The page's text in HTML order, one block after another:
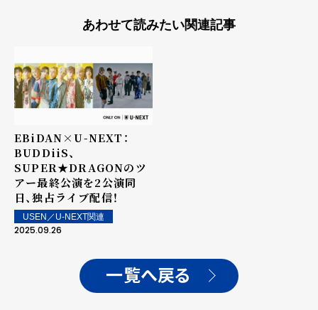
あわせて読みたい関連記事
EBiDAN×U-NEXT：
BUDDiiS、
SUPER★DRAGONのツ
アー最終公演を2公演同
日、独占ライブ配信！
USEN／U-NEXT関連
2025.09.26
一覧へ戻る